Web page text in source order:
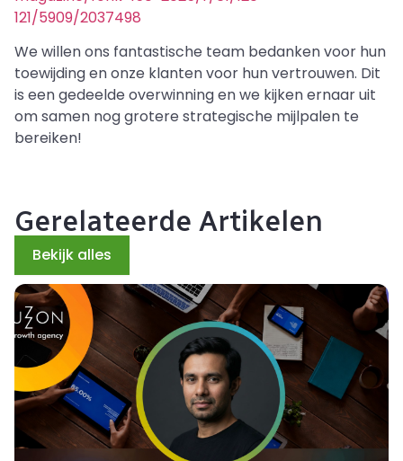
121/5909/2037498
We willen ons fantastische team bedanken voor hun
toewijding en onze klanten voor hun vertrouwen. Dit
is een gedeelde overwinning en we kijken ernaar uit
om samen nog grotere strategische mijlpalen te
bereiken!
Gerelateerde Artikelen
Bekijk alles